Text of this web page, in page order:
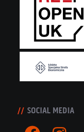
SOCIAL MEDIA